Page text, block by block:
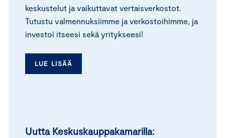
keskustelut ja vaikuttavat vertaisverkostot.
Tutustu valmennuksiimme ja verkostoihimme, ja
investoi itseesi sekä yritykseesi!
LUE LISÄÄ
Uutta Keskuskauppakamarilla: